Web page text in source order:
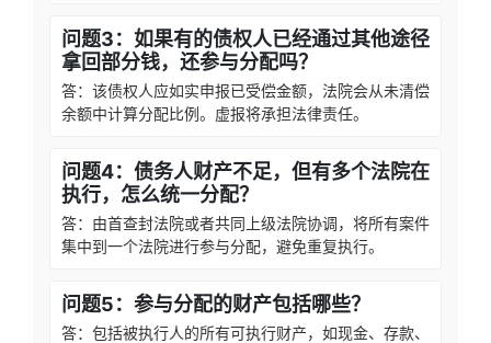
问题3：如果有的债权人已经通过其他途径
拿回部分钱，还参与分配吗？
答：该债权人应如实申报已受偿金额，法院会从未清偿
余额中计算分配比例。虚报将承担法律责任。
问题4：债务人财产不足，但有多个法院在
执行，怎么统一分配？
答：由首查封法院或者共同上级法院协调，将所有案件
集中到一个法院进行参与分配，避免重复执行。
问题5：参与分配的财产包括哪些？
答：包括被执行人的所有可执行财产，如现金、存款、